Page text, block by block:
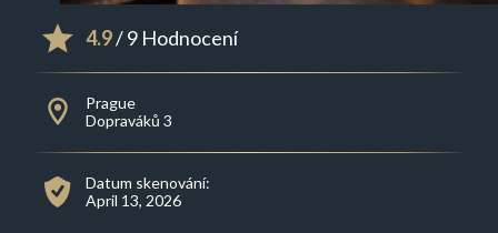
4.9/ 9 Hodnocení
Prague
Dopraváků 3
Datum skenování:
April 13, 2026